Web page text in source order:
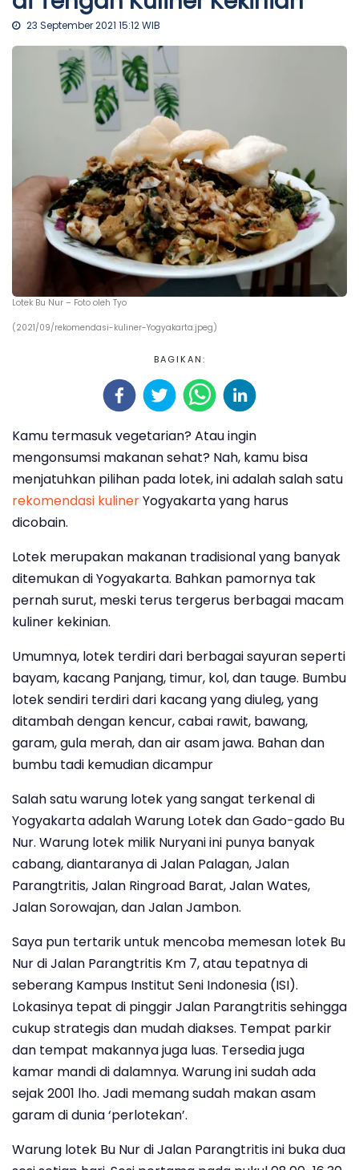
23 September 2021 15:12 WIB
Lotek Bu Nur – Foto oleh Tyo
(2021/09/rekomendasi-kuliner-Yogyakarta.jpeg)
BAGIKAN:
Kamu termasuk vegetarian? Atau ingin
mengonsumsi makanan sehat? Nah, kamu bisa
menjatuhkan pilihan pada lotek, ini adalah salah satu
rekomendasi kulinerYogyakarta yang harus
dicobain.
Lotek merupakan makanan tradisional yang banyak
ditemukan di Yogyakarta. Bahkan pamornya tak
pernah surut, meski terus tergerus berbagai macam
kuliner kekinian.
Umumnya, lotek terdiri dari berbagai sayuran seperti
bayam, kacang Panjang, timur, kol, dan tauge. Bumbu
lotek sendiri terdiri dari kacang yang diuleg, yang
ditambah dengan kencur, cabai rawit, bawang,
garam, gula merah, dan air asam jawa. Bahan dan
bumbu tadi kemudian dicampur
Salah satu warung lotek yang sangat terkenal di
Yogyakarta adalah Warung Lotek dan Gado-gado Bu
Nur. Warung lotek milik Nuryani ini punya banyak
cabang, diantaranya di Jalan Palagan, Jalan
Parangtritis, Jalan Ringroad Barat, Jalan Wates,
Jalan Sorowajan, dan Jalan Jambon.
Saya pun tertarik untuk mencoba memesan lotek Bu
Nur di Jalan Parangtritis Km 7, atau tepatnya di
seberang Kampus Institut Seni Indonesia (ISI).
Lokasinya tepat di pinggir Jalan Parangtritis sehingga
cukup strategis dan mudah diakses. Tempat parkir
dan tempat makannya juga luas. Tersedia juga
kamar mandi di dalamnya. Warung ini sudah ada
sejak 2001 lho. Jadi memang sudah makan asam
garam di dunia ‘perlotekan’.
Warung lotek Bu Nur di Jalan Parangtritis ini buka dua